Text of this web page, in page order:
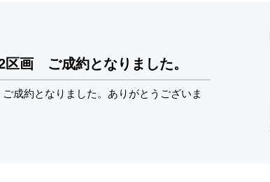
区画 ご成約となりました。
成約となりました。ありがとうございま